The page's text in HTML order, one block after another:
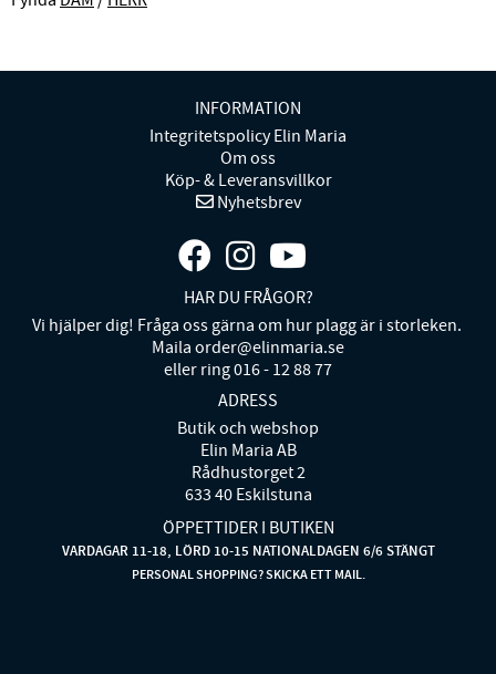
INFORMATION
Integritetspolicy Elin Maria
Om oss
Köp- & Leveransvillkor
Nyhetsbrev
HAR DU FRÅGOR?
Vi hjälper dig! Fråga oss gärna om hur plagg är i storleken.
Maila order@elinmaria.se
eller ring 016 - 12 88 77
ADRESS
Butik och webshop
Elin Maria AB
Rådhustorget 2
633 40 Eskilstuna
ÖPPETTIDER I BUTIKEN
VARDAGAR 11-18, LÖRD 10-15 NATIONALDAGEN 6/6 STÄNGT
PERSONAL SHOPPING? SKICKA ETT MAIL.